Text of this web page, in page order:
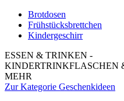
Brotdosen
Frühstücksbrettchen
Kindergeschirr
ESSEN & TRINKEN -
KINDERTRINKFLASCHEN
MEHR
Zur Kategorie Geschenkideen